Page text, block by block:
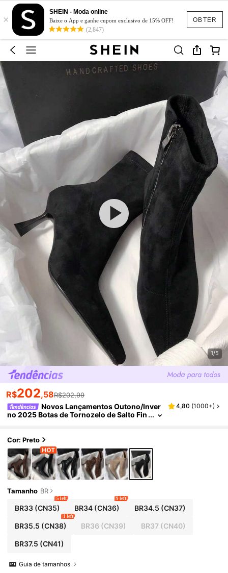
OBTER
×
SHEIN - Moda online
Baixe o App e ganhe cupom exclusivo de 15% OFF!
(2,847)
1/5
R$202,58R$202,99
Novos Lançamentos Outono/Inver
no 2025 Botas de Tornozelo de Salto Fin
alto Gatinho
4,80 (1000+)
Cor: Preto
Tamanho BR
BR33(CN35)
5 left
BR34 (CN36)
9 left
BR34.5 (CN37)
BR35.5 (CN38)
1 left
BR36 (CN39) BR37(CN40)
BR37.5 (CN41)
Guia de tamanhos